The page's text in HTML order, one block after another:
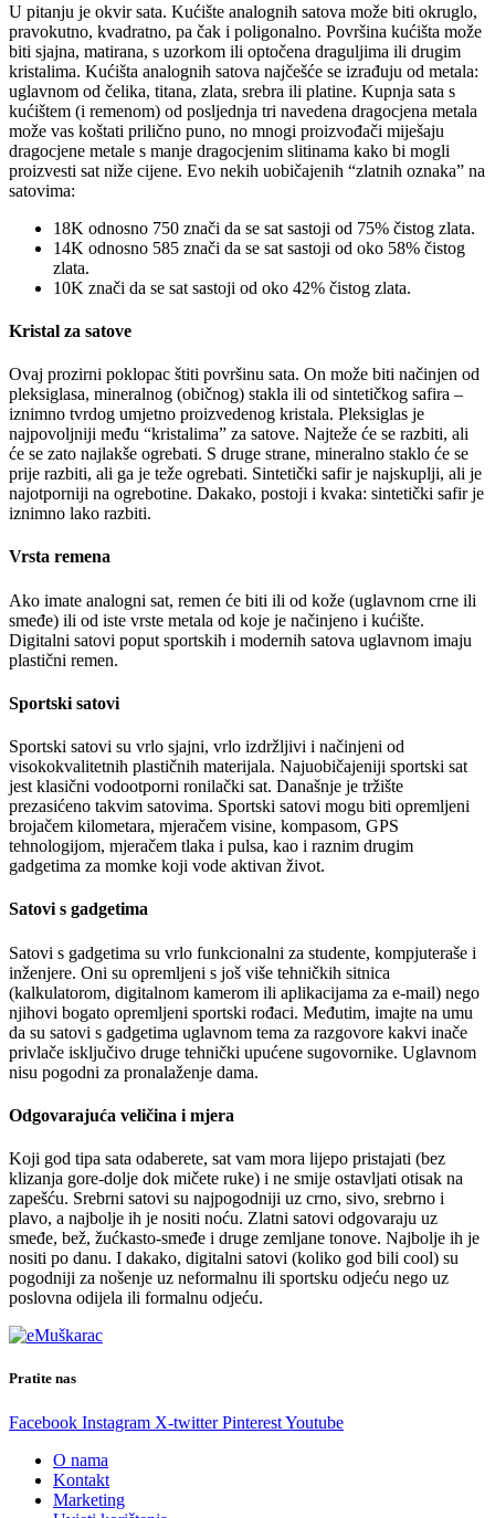
U pitanju je okvir sata. Kućište analognih satova može biti okruglo,
pravokutno, kvadratno, pa čak i poligonalno. Površina kućišta može
biti sjajna, matirana, s uzorkom ili optočena draguljima ili drugim
kristalima. Kućišta analognih satova najčešće se izrađuju od metala:
uglavnom od čelika, titana, zlata, srebra ili platine. Kupnja sata s
kućištem (i remenom) od posljednja tri navedena dragocjena metala
može vas koštati prilično puno, no mnogi proizvođači miješaju
dragocjene metale s manje dragocjenim slitinama kako bi mogli
proizvesti sat niže cijene. Evo nekih uobičajenih “zlatnih oznaka” na
satovima:
18K odnosno 750 znači da se sat sastoji od 75% čistog zlata.
14K odnosno 585 znači da se sat sastoji od oko 58% čistog
zlata.
10K znači da se sat sastoji od oko 42% čistog zlata.
Kristal za satove
Ovaj prozirni poklopac štiti površinu sata. On može biti načinjen od
pleksiglasa, mineralnog (običnog) stakla ili od sintetičkog safira –
iznimno tvrdog umjetno proizvedenog kristala. Pleksiglas je
najpovoljniji među “kristalima” za satove. Najteže će se razbiti, ali
će se zato najlakše ogrebati. S druge strane, mineralno staklo će se
prije razbiti, ali ga je teže ogrebati. Sintetički safir je najskuplji, ali je
najotporniji na ogrebotine. Dakako, postoji i kvaka: sintetički safir je
iznimno lako razbiti.
Vrsta remena
Ako imate analogni sat, remen će biti ili od kože (uglavnom crne ili
smeđe) ili od iste vrste metala od koje je načinjeno i kućište.
Digitalni satovi poput sportskih i modernih satova uglavnom imaju
plastični remen.
Sportski satovi
Sportski satovi su vrlo sjajni, vrlo izdržljivi i načinjeni od
visokokvalitetnih plastičnih materijala. Najuobičajeniji sportski sat
jest klasični vodootporni ronilački sat. Današnje je tržište
prezasićeno takvim satovima. Sportski satovi mogu biti opremljeni
brojačem kilometara, mjeračem visine, kompasom, GPS
tehnologijom, mjeračem tlaka i pulsa, kao i raznim drugim
gadgetima za momke koji vode aktivan život.
Satovi s gadgetima
Satovi s gadgetima su vrlo funkcionalni za studente, kompjuteraše i
inženjere. Oni su opremljeni s još više tehničkih sitnica
(kalkulatorom, digitalnom kamerom ili aplikacijama za e-mail) nego
njihovi bogato opremljeni sportski rođaci. Međutim, imajte na umu
da su satovi s gadgetima uglavnom tema za razgovore kakvi inače
privlače isključivo druge tehnički upućene sugovornike. Uglavnom
nisu pogodni za pronalaženje dama.
Odgovarajuća veličina i mjera
Koji god tipa sata odaberete, sat vam mora lijepo pristajati (bez
klizanja gore-dolje dok mičete ruke) i ne smije ostavljati otisak na
zapešću. Srebrni satovi su najpogodniji uz crno, sivo, srebrno i
plavo, a najbolje ih je nositi noću. Zlatni satovi odgovaraju uz
smeđe, bež, žućkasto-smeđe i druge zemljane tonove. Najbolje ih je
nositi po danu. I dakako, digitalni satovi (koliko god bili cool) su
pogodniji za nošenje uz neformalnu ili sportsku odjeću nego uz
poslovna odijela ili formalnu odjeću.
Pratite nas
Facebook Instagram X-twitter PinterestYoutube
O nama
Kontakt
Marketing